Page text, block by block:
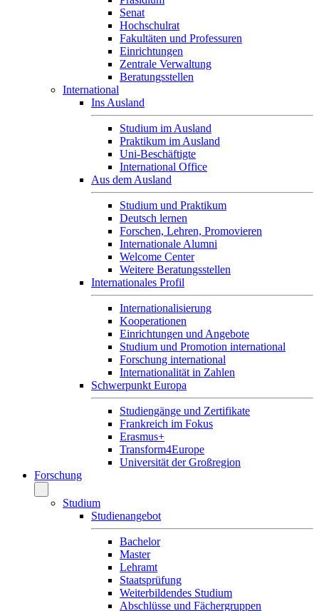
Senat
Hochschulrat
Fakultäten und Professuren
Einrichtungen
Zentrale Verwaltung
Beratungsstellen
International
Ins Ausland
Studium im Ausland
Praktikum im Ausland
Uni-Beschäftigte
International Office
Aus dem Ausland
Studium und Praktikum
Deutsch lernen
Forschen, Lehren, Promovieren
Internationale Alumni
Welcome Center
Weitere Beratungsstellen
Internationales Profil
Internationalisierung
Kooperationen
Einrichtungen und Angebote
Studium und Promotion international
Forschung international
Internationalität in Zahlen
Schwerpunkt Europa
Studiengänge und Zertifikate
Frankreich im Fokus
Erasmus+
Transform4Europe
Universität der Großregion
Forschung
Studium
Studienangebot
Bachelor
Master
Lehramt
Staatsprüfung
Weiterbildendes Studium
Abschlüsse und Fächergruppen